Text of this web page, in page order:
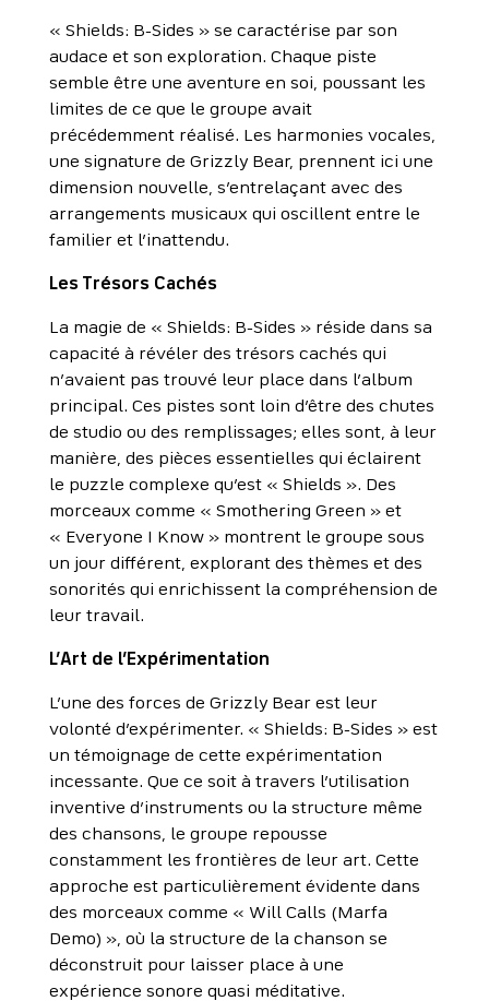
« Shields: B-Sides » se caractérise par son
audace et son exploration. Chaque piste
semble être une aventure en soi, poussant les
limites de ce que le groupe avait
précédemment réalisé. Les harmonies vocales,
une signature de Grizzly Bear, prennent ici une
dimension nouvelle, s’entrelaçant avec des
arrangements musicaux qui oscillent entre le
familier et l’inattendu.
Les Trésors Cachés
La magie de « Shields: B-Sides » réside dans sa
capacité à révéler des trésors cachés qui
n’avaient pas trouvé leur place dans l’album
principal. Ces pistes sont loin d’être des chutes
de studio ou des remplissages; elles sont, à leur
manière, des pièces essentielles qui éclairent
le puzzle complexe qu’est « Shields ». Des
morceaux comme « Smothering Green » et
« Everyone I Know » montrent le groupe sous
un jour différent, explorant des thèmes et des
sonorités qui enrichissent la compréhension de
leur travail.
L’Art de l’Expérimentation
L’une des forces de Grizzly Bear est leur
volonté d’expérimenter. « Shields: B-Sides » est
un témoignage de cette expérimentation
incessante. Que ce soit à travers l’utilisation
inventive d’instruments ou la structure même
des chansons, le groupe repousse
constamment les frontières de leur art. Cette
approche est particulièrement évidente dans
des morceaux comme « Will Calls (Marfa
Demo) », où la structure de la chanson se
déconstruit pour laisser place à une
expérience sonore quasi méditative.